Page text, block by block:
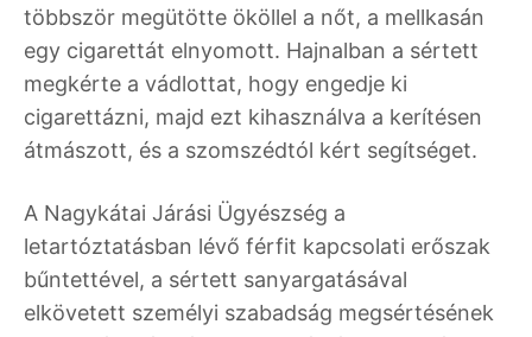
többször megütötte ököllel a nőt, a mellkasán
egy cigarettát elnyomott. Hajnalban a sértett
megkérte a vádlottat, hogy engedje ki
cigarettázni, majd ezt kihasználva a kerítésen
átmászott, és a szomszédtól kért segítséget.
A Nagykátai Járási Ügyészség a
letartóztatásban lévő férfit kapcsolati erőszak
bűntettével, a sértett sanyargatásával
elkövetett személyi szabadság megsértésének